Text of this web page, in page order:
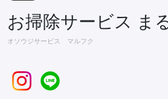
お掃除サービス ま
オソウジサービス マルフク